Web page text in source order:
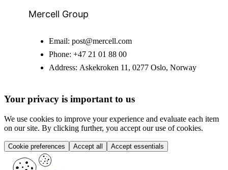
Mercell Group
Email: post@mercell.com
Phone: +47 21 01 88 00
Address: Askekroken 11, 0277 Oslo, Norway
Your privacy is important to us
We use cookies to improve your experience and evaluate each item
on our site. By clicking further, you accept our use of cookies.
Cookie preferences Accept all Accept essentials